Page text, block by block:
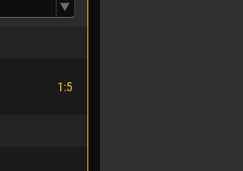
1:5